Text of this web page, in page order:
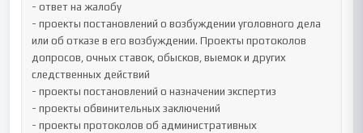
- ответ на жалобу
- проекты постановлений о возбуждении уголовного дела
или об отказе в его возбуждении. Проекты протоколов
допросов, очных ставок, обысков, выемок и других
следственных действий
- проекты постановлений о назначении экспертиз
- проекты обвинительных заключений
- проекты протоколов об административных